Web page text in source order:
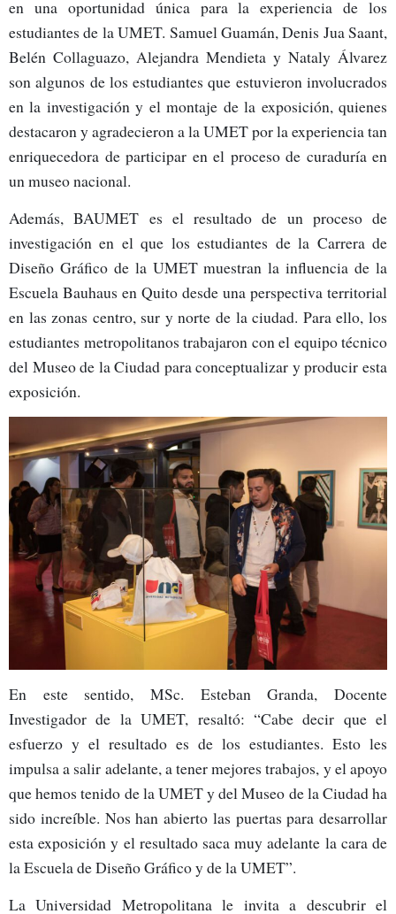
en una oportunidad única para la experiencia de los
estudiantes de la UMET. Samuel Guamán, Denis Jua Saant,
Belén Collaguazo, Alejandra Mendieta y Nataly Álvarez
son algunos de los estudiantes que estuvieron involucrados
en la investigación y el montaje de la exposición, quienes
destacaron y agradecieron a la UMET por la experiencia tan
enriquecedora de participar en el proceso de curaduría en
un museo nacional.
Además, BAUMET es el resultado de un proceso de
investigación en el que los estudiantes de la Carrera de
Diseño Gráfico de la UMET muestran la influencia de la
Escuela Bauhaus en Quito desde una perspectiva territorial
en las zonas centro, sur y norte de la ciudad. Para ello, los
estudiantes metropolitanos trabajaron con el equipo técnico
del Museo de la Ciudad para conceptualizar y producir esta
exposición.
En este sentido, MSc. Esteban Granda, Docente
Investigador de la UMET, resaltó: “Cabe decir que el
esfuerzo y el resultado es de los estudiantes. Esto les
impulsa a salir adelante, a tener mejores trabajos, y el apoyo
que hemos tenido de la UMET y del Museo de la Ciudad ha
sido increíble. Nos han abierto las puertas para desarrollar
esta exposición y el resultado saca muy adelante la cara de
la Escuela de Diseño Gráfico y de la UMET”.
La Universidad Metropolitana le invita a descubrir el